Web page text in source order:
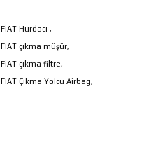
FİAT Hurdacı ,
FİAT çıkma müşür,
FİAT çıkma filtre,
FİAT Çıkma Yolcu Airbag,